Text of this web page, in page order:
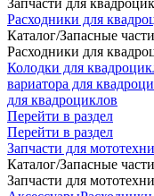
Запчасти для
Расходники для
Каталог/Запасные части
Расходники для
Колодки для
вариатора для
для квадроциклов
Перейти в раздел
Перейти в раздел
Запчасти для
Каталог/Запасные части
Запчасти для